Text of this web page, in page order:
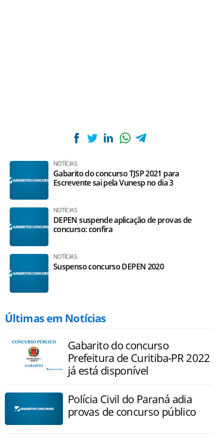
NOTÍCIAS
Gabarito do concurso TJSP 2021 para
Escrevente sai pela Vunesp no dia 3
NOTÍCIAS
DEPEN suspende aplicação de provas de
concurso: confira
NOTÍCIAS
Suspenso concurso DEPEN 2020
Últimas em Notícias
Gabarito do concurso
Prefeitura de Curitiba-PR 2022
já está disponível
Polícia Civil do Paraná adia
provas de concurso público